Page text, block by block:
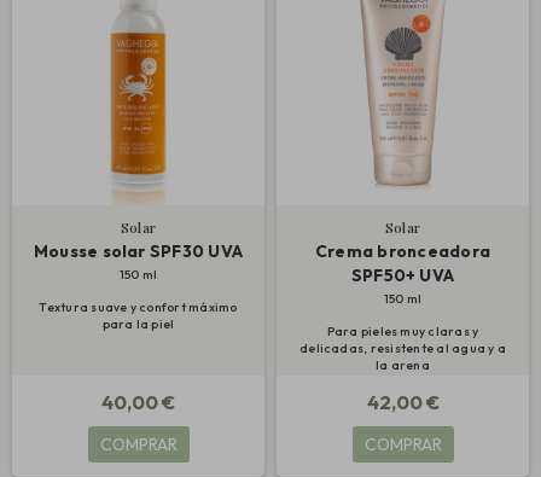
Solar
Mousse solar SPF30 UVA
150 ml
Textura suave y confort máximo
para la piel
40,00 €
COMPRAR
Solar
Crema bronceadora
SPF50+ UVA
150 ml
Para pieles muy claras y
delicadas, resistente al agua y a
la arena
42,00 €
COMPRAR